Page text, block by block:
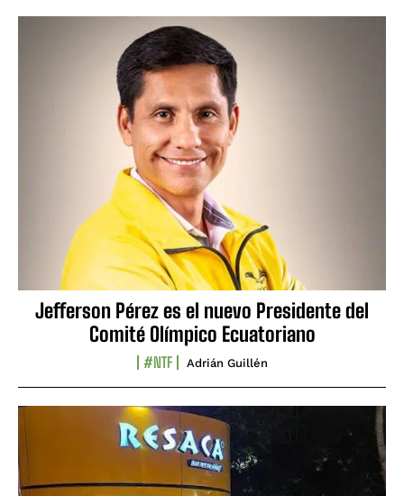
Jefferson Pérez es el nuevo Presidente del
Comité Olímpico Ecuatoriano
#NTF Adrián Guillén